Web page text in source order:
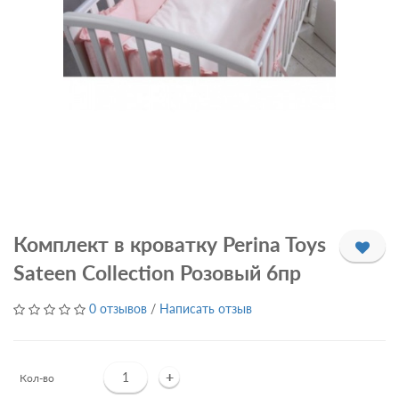
Комплект в кроватку Perina Toys
Sateen Collection Розовый 6пр
0 отзывов / Написать отзыв
Кол-во +